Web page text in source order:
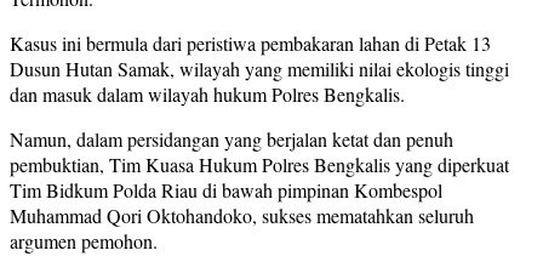
Kasus ini bermula dari peristiwa pembakaran lahan di Petak 13
Dusun Hutan Samak, wilayah yang memiliki nilai ekologis tinggi
dan masuk dalam wilayah hukum Polres Bengkalis.
Namun, dalam persidangan yang berjalan ketat dan penuh
pembuktian, Tim Kuasa Hukum Polres Bengkalis yang diperkuat
Tim Bidkum Polda Riau di bawah pimpinan Kombespol
Muhammad Qori Oktohandoko, sukses mematahkan seluruh
argumen pemohon.